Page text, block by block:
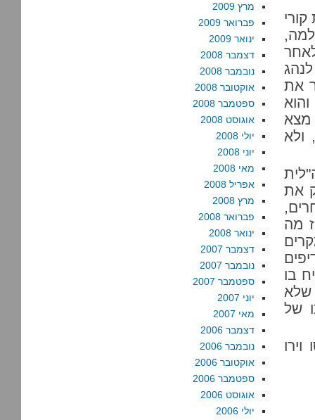
את
מצא
ולא
את
מה
בו
שלא
של
מרץ 2009
פברואר 2009
ינואר 2009
דצמבר 2008
נובמבר 2008
אוקטובר 2008
ספטמבר 2008
אוגוסט 2008
יולי 2008
יוני 2008
מאי 2008
אפריל 2008
מרץ 2008
פברואר 2008
ינואר 2008
דצמבר 2007
נובמבר 2007
ספטמבר 2007
יוני 2007
מאי 2007
דצמבר 2006
נובמבר 2006
אוקטובר 2006
ספטמבר 2006
אוגוסט 2006
יולי 2006